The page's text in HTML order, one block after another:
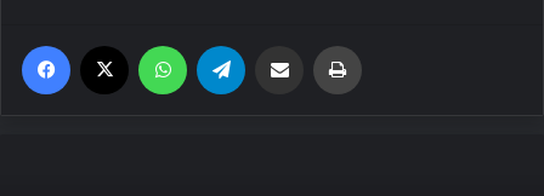
Facebook WhatsApp Email'den paylaş